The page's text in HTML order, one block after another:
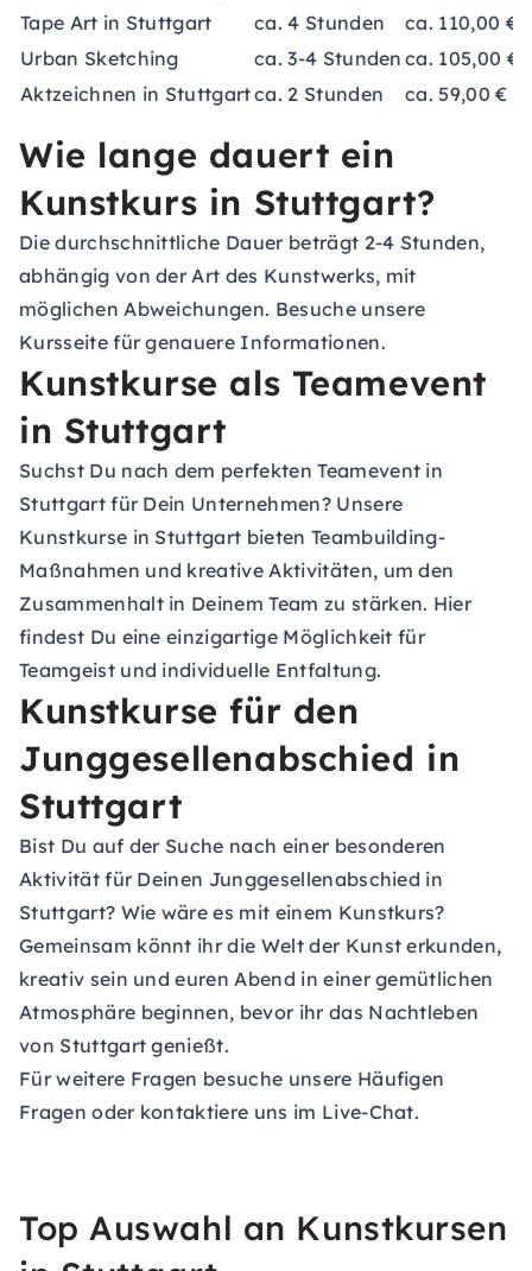
Tape Art in Stuttgart
ca. 4 Stunden
ca. 110,00 €
Urban Sketching
ca. 3-4 Stunden ca. 105,00 €
Aktzeichnen in Stuttgartca. 2 Stunden ca. 59,00 €
Wie lange dauert ein
Kunstkurs in Stuttgart?
Die durchschnittliche Dauer beträgt 2-4 Stunden,
abhängig von der Art des Kunstwerks, mit
möglichen Abweichungen. Besuche unsere
Kursseite für genauere Informationen.
Kunstkurse als Teamevent
in Stuttgart
Suchst Du nach dem perfektenTeamevent in
Stuttgartfür Dein Unternehmen? Unsere
Kunstkurse in Stuttgart bieten Teambuilding-
Maßnahmen und kreative Aktivitäten, um den
Zusammenhalt in Deinem Team zu stärken. Hier
findest Du eine einzigartige Möglichkeit für
Teamgeist und individuelle Entfaltung.
Kunstkurse für den
Junggesellenabschied in
Stuttgart
Bist Du auf der Suche nach einer besonderen
Aktivität für Deinen Junggesellenabschied in
Stuttgart? Wie wäre es mit einem Kunstkurs?
Gemeinsam könnt ihr die Welt der Kunst erkunden,
kreativ sein und euren Abend in einer gemütlichen
Atmosphäre beginnen, bevor ihr das Nachtleben
von Stuttgart genießt.
Für weitere Fragen besuche unsere Häufigen
Fragen oder kontaktiere uns im Live-Chat.
Top Auswahl an Kunstkursen